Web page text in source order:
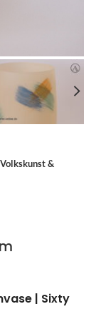
&
| Sixty